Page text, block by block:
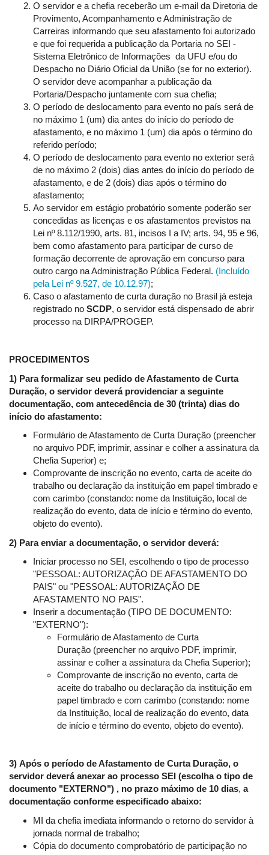
O servidor e a chefia receberão um e-mail da Diretoria de
Provimento, Acompanhamento e Administração de
Carreiras informando que seu afastamento foi autorizado
e que foi requerida a publicação da Portaria no SEI -
Sistema Eletrônico de Informações da UFU e/ou do
Despacho no Diário Oficial da União (se for no exterior).
O servidor deve acompanhar a publicação da
Portaria/Despacho juntamente com sua chefia;
O período de deslocamento para evento no país será de
no máximo 1 (um) dia antes do início do período de
afastamento, e no máximo 1 (um) dia após o término do
referido período;
O período de deslocamento para evento no exterior será
de no máximo 2 (dois) dias antes do início do período de
afastamento, e de 2 (dois) dias após o término do
afastamento;
Ao servidor em estágio probatório somente poderão ser
concedidas as licenças e os afastamentos previstos na
Lei nº 8.112/1990, arts. 81, incisos I a IV; arts. 94, 95 e 96,
bem como afastamento para participar de curso de
formação decorrente de aprovação em concurso para
outro cargo na Administração Pública Federal. (Incluído
pela Lei nº 9.527, de 10.12.97);
Caso o afastamento de curta duração no Brasil já esteja
registrado no SCDP, o servidor está dispensado de abrir
processo na DIRPA/PROGEP.
PROCEDIMENTOS
1) Para formalizar seu pedido de Afastamento de Curta
Duração, o servidor deverá providenciar a seguinte
documentação, com antecedência de 30 (trinta) dias do
início do afastamento:
Formulário de Afastamento de Curta Duração (preencher
no arquivo PDF, imprimir, assinar e colher a assinatura da
Chefia Superior) e;
Comprovante de inscrição no evento, carta de aceite do
trabalho ou declaração da instituição em papel timbrado e
com carimbo (constando: nome da Instituição, local de
realização do evento, data de início e término do evento,
objeto do evento).
2) Para enviar a documentação, o servidor deverá:
Iniciar processo no SEI, escolhendo o tipo de processo
"PESSOAL: AUTORIZAÇÃO DE AFASTAMENTO DO
PAIS" ou "PESSOAL: AUTORIZAÇÃO DE
AFASTAMENTO NO PAIS".
Inserir a documentação (TIPO DE DOCUMENTO:
"EXTERNO"):
Formulário de Afastamento de Curta
Duração (preencher no arquivo PDF, imprimir,
assinar e colher a assinatura da Chefia Superior);
Comprovante de inscrição no evento, carta de
aceite do trabalho ou declaração da instituição em
papel timbrado e com carimbo (constando: nome
da Instituição, local de realização do evento, data
de início e término do evento, objeto do evento).
3) Após o período de Afastamento de Curta Duração, o
servidor deverá anexar ao processo SEI (escolha o tipo de
documento "EXTERNO") , no prazo máximo de 10 dias, a
documentação conforme especificado abaixo:
MI da chefia imediata informando o retorno do servidor à
jornada normal de trabalho;
Cópia do documento comprobatório de participação no